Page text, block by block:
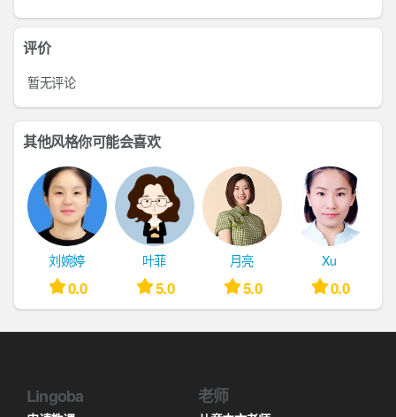
评价
暂无评论
其他风格你可能会喜欢
刘婉婷
0.0
叶菲
5.0
月亮
5.0
Xu
0.0
Lingoba 老师